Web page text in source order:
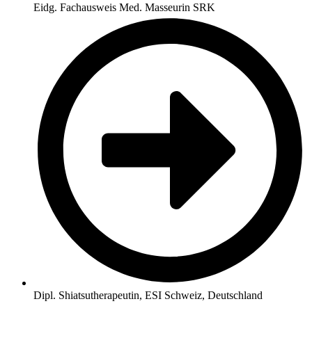
Eidg. Fachausweis Med. Masseurin SRK
Dipl. Shiatsutherapeutin, ESI Schweiz, Deutschland